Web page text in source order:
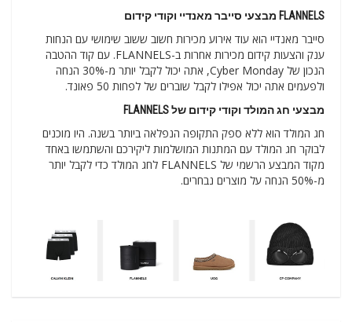
FLANNELS מבצעי סייבר מאנדיי וקודי קידום
סייבר מאנדיי הוא עוד אירוע מכירות חשוב ששוב שימושי עם הנחות
ענק והצעות קידום מכירות אחרות ב-FLANNELS. עם קוד ההטבה
הנכון של Cyber Monday, אתה יכול לקבל יותר מ-30% הנחה
ולפעמים אתה יכול אפילו לקבל שוברים של לפחות 50 פאונד.
מבצעי חג המולד וקודי קידום של FLANNELS
חג המולד הוא ללא ספק התקופה הנפלאה ביותר בשנה. היו מוכנים
לבוקר חג המולד עם המתנות המושלמות ליקירכם והשתמשו באחד
מקוד המבצע הרשמי של FLANNELS לחג המולד כדי לקבל יותר
מ-50% הנחה על מוצרים נבחרים.